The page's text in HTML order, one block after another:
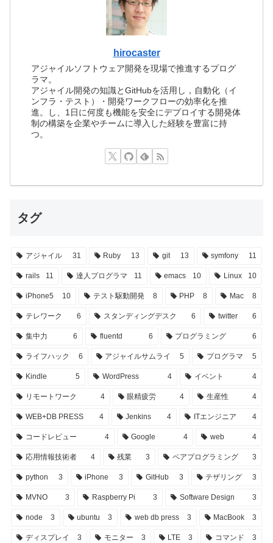
hirocaster
アジャイルソフトウェア開発を現場で推進するプログ
ラマ。
アジャイル開発の知識とGitHubを活用し，自動化（イ
ンフラ・テスト）・開発ワークフローの効率化を推
進。し、1日に何度も機能を安全にデプロイする開発体
制の構築を企業やチームに導入した経験を豊富に持
つ。
タグ
アジャイル 31 Ruby 13 git 13 symfony 11
rails 11 達人プログラマ 11 emacs 10 Linux 10
iPhone5 10 テスト駆動開発 8 PHP 8 Mac 8
テレワーク 6 スタンディングデスク 6 twitter 6
集中力 6 fluentd 6 プログラミング 6
ライフハック 6 アジャイルサムライ 5 プログラマ 5
Kindle 5 WordPress 4 イベント 4
リモートワーク 4 眼精疲労 4 生産性 4
WEB+DB PRESS 4 Jenkins 4 ITエンジニア 4
コードレビュー 4 Google 4 web 4
応用情報技術者 4 残業 3 ペアプログラミング 3
python 3 iPhone 3 GitHub 3 テザリング 3
MVNO 3 Raspberry Pi 3 Software Design 3
node 3 ubuntu 3 web db press 3 MacBook 3
ディスプレイ 3 モニター 3 LTE 3 コマンド 3